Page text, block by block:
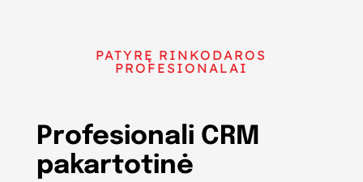
PATYRĘ RINKODAROS
PROFESIONALAI
Profesionali CRM
pakartotinė